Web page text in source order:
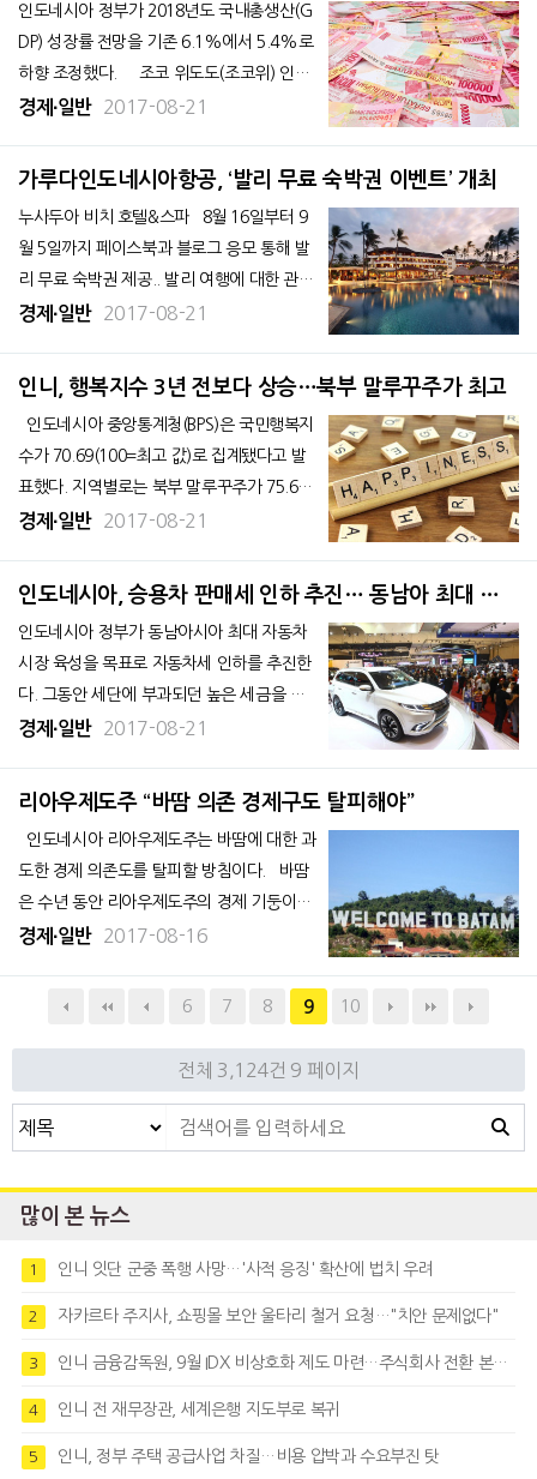
차도까지 이어지면서 30분 이상 기
인도네시아 정부가 2018년도 국내총생산(G
DP) 성장률 전망을 기존 6.1%에서 5.4%로
하향 조정했다. 조코 위도도(조코위) 인도
네시아 대통령은 16일(현지시간) 국회에 출
경제 상황과 인도네시아 세출, 세입 규모를
필요하다고 밝혔
경제∙일반 2017-08-21
가루다인도네시아항공, ‘발리 무료 숙박권 이벤트’ 개최
누사두아 비치 호텔&스파 8월 16일부터 9
월 5일까지 페이스북과 블로그 응모 통해 발
리 무료 숙박권 제공.. 발리 여행에 대한 관심
도를 높이고, 여행에 즐거움을 선사하기 위해
도네시아항공은 발리 여행에 대한 관심도를
경제∙일반 2017-08-21
인니, 행복지수 3년 전보다 상승…북부 말루꾸주가 최고
수가 70.69(100=최고 값)로 집계됐다고 발
표했다. 지역별로는 북부 말루꾸주가 75.68
로 가장 높았다. 행복지수는 생활 만족도, 관
다. 인도네시아는 생활 만족도가 71.07, 관계
경제∙일반 2017-08-21
인도네시아, 승용차 판매세 인하 추진… 동남아 최대 자
동차 시장 육성
인도네시아 정부가 동남아시아 최대 자동차
시장 육성을 목표로 자동차세 인하를 추진한
다. 그동안 세단에 부과되던 높은 세금을 낮
춰 승용차 생산과 판매를 확대하겠다는 계획
7일 로이터 등 외신에 따르면 인도네시아 정
하기 위해 세단에
경제∙일반 2017-08-21
리아우제도주 “바땀 의존 경제구도 탈피해야”
도한 경제 의존도를 탈피할 방침이다. 바땀
은 수년 동안 리아우제도주의 경제 기둥이었
지만, 최근 성장률 침체 등으로 의존 경제체
경제∙일반 2017-08-16
6 7 8 9 10
전체 3,124건 9 페이지
많이 본 뉴스
1 인니 잇단 군중 폭행 사망…'사적 응징' 확산에 법치 우려
2 자카르타 주지사, 쇼핑몰 보안 울타리 철거 요청…"치안 문제없다"
3 인니 금융감독원, 9월 IDX 비상호화 제도 마련…주식회사 전환 본격화
4 인니 전 재무장관, 세계은행 지도부로 복귀
5 인니, 정부 주택 공급사업 차질…비용 압박과 수요부진 탓